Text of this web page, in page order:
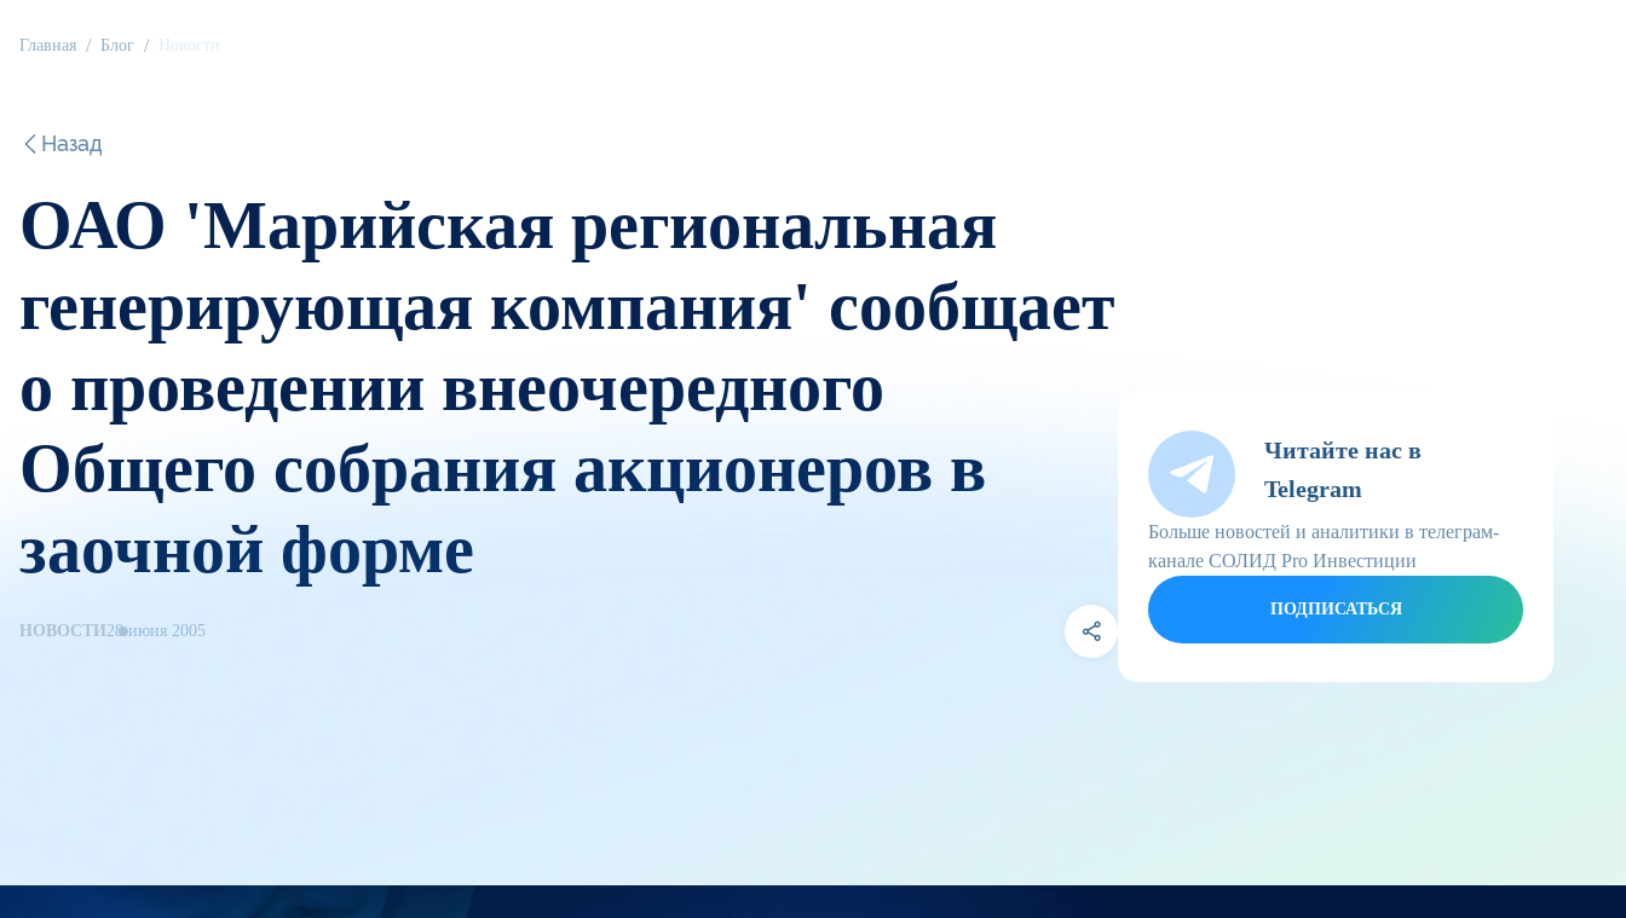
Главная Блог Новости
Назад
ОАО 'Марийская региональная
генерирующая компания' сообщает
о проведении внеочередного
Общего собрания акционеров в
заочной форме
НОВОСТИ 28 июня 2005
Читайте нас в
Telegram
Больше новостей и аналитики в телеграм-
канале СОЛИД Pro Инвестиции
ПОДПИСАТЬСЯ